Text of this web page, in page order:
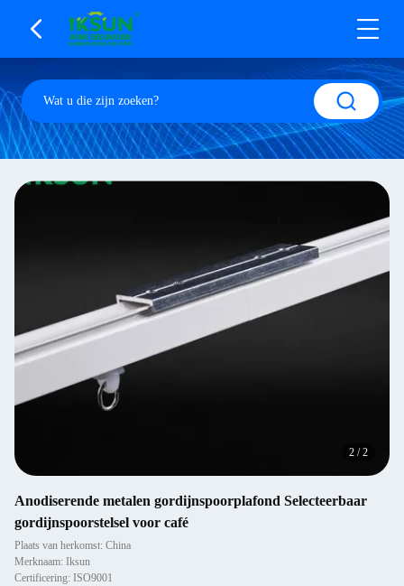
2 /2
Anodiserende metalen gordijnspoorplafond Selecteerbaar
gordijnspoorstelsel voor café
Plaats van herkomst: China
Merknaam: Iksun
Certificering: ISO9001